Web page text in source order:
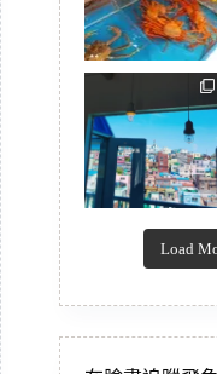
Load